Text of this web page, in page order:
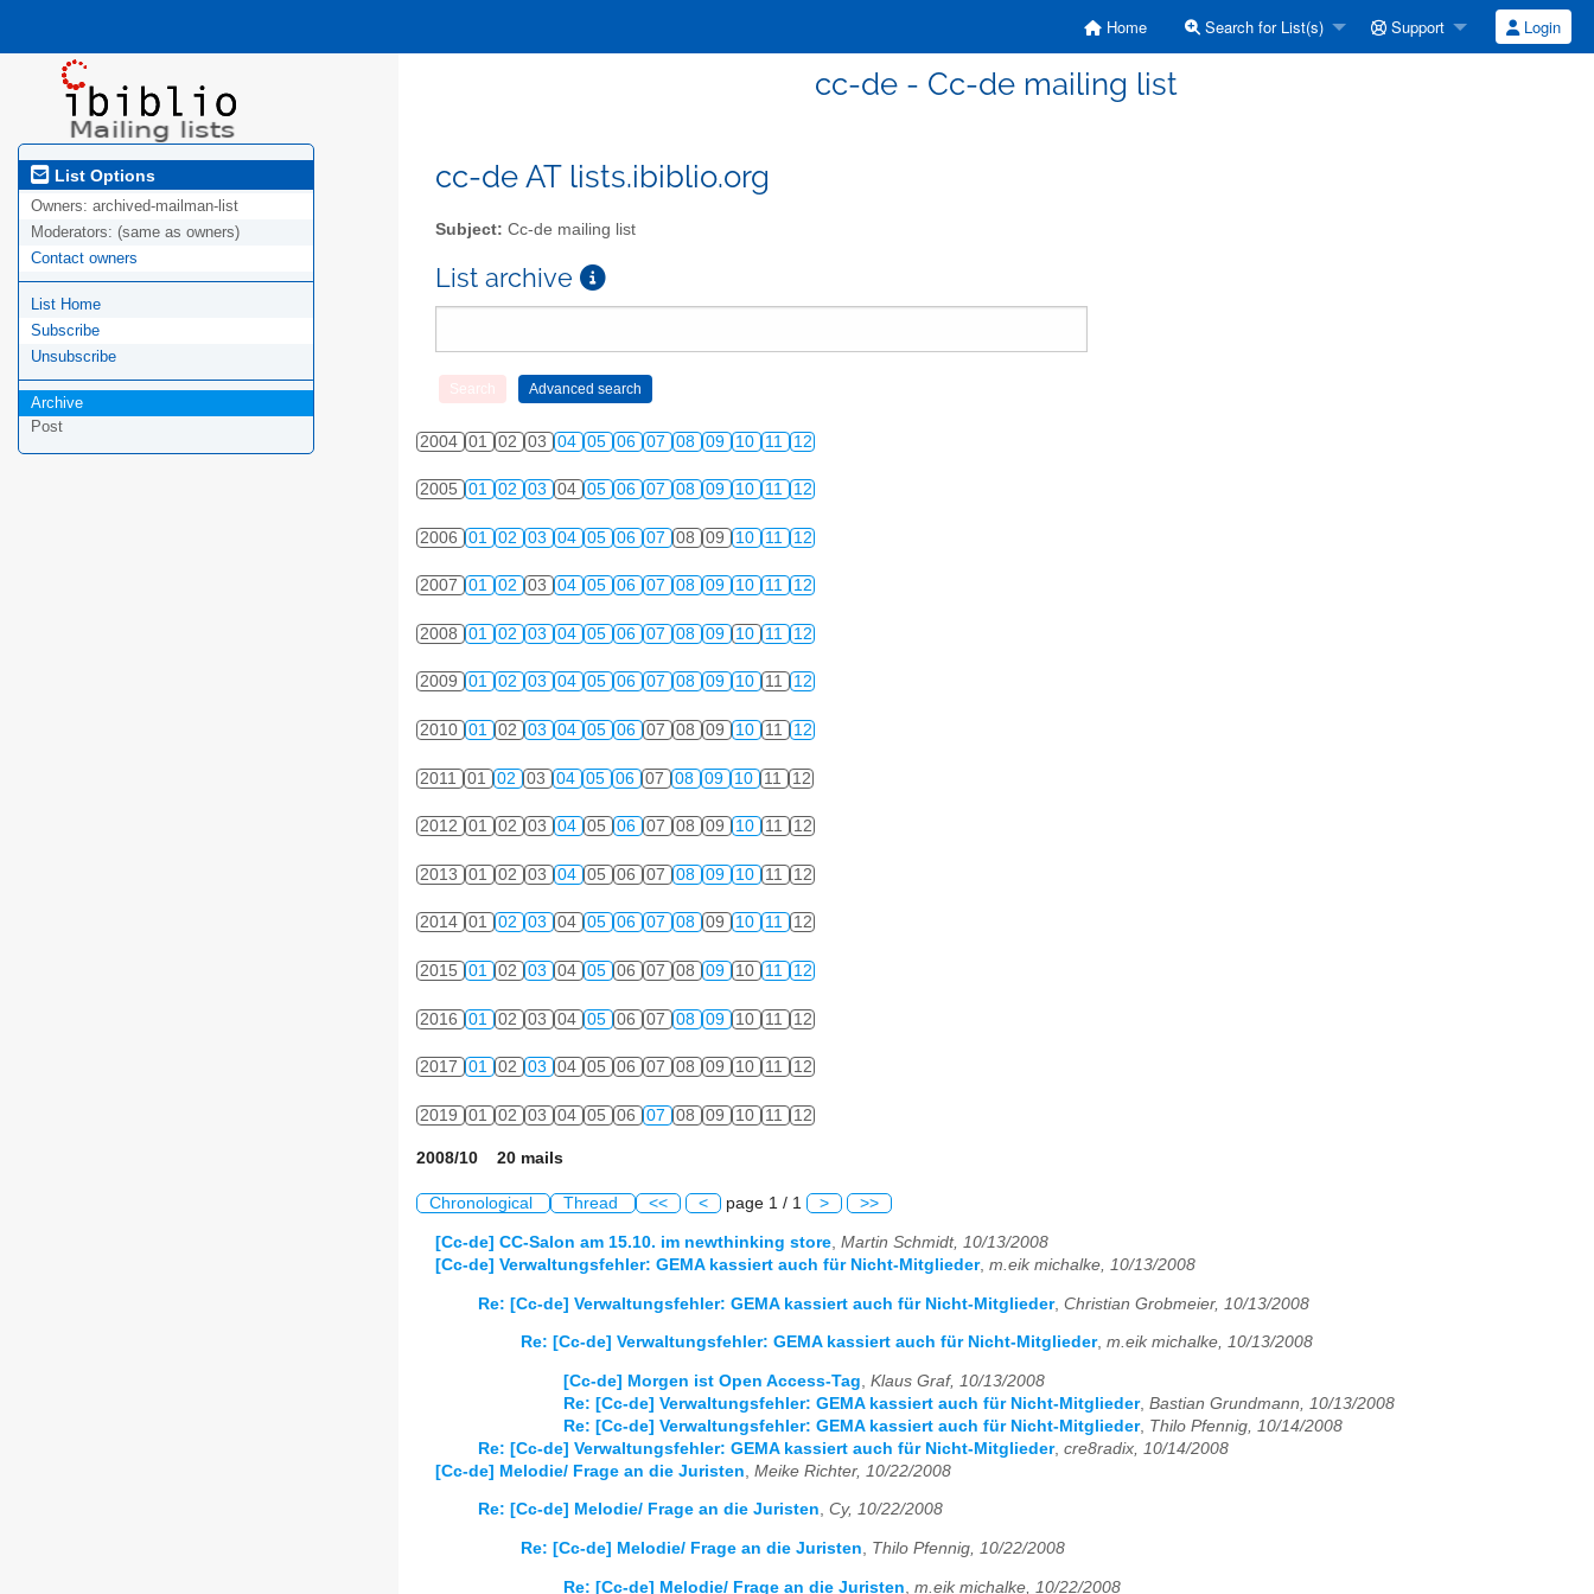
Home Search for List(s) Support Login
cc-de - Cc-de mailing list
List Options
Owners: archived-mailman-list
Moderators: (same as owners)
Contact owners
List Home
Subscribe
Unsubscribe
Archive
Post
cc-de AT lists.ibiblio.org
Subject: Cc-de mailing list
List archive
2004 01 02 03 04 05 06 07 08 09 10 11 12
2005 01 02 03 04 05 06 07 08 09 10 11 12
2006 01 02 03 04 05 06 07 08 09 10 11 12
2007 01 02 03 04 05 06 07 08 09 10 11 12
2008 01 02 03 04 05 06 07 08 09 10 11 12
2009 01 02 03 04 05 06 07 08 09 10 11 12
2010 01 02 03 04 05 06 07 08 09 10 11 12
2011 01 02 03 04 05 06 07 08 09 10 11 12
2012 01 02 03 04 05 06 07 08 09 10 11 12
2013 01 02 03 04 05 06 07 08 09 10 11 12
2014 01 02 03 04 05 06 07 08 09 10 11 12
2015 01 02 03 04 05 06 07 08 09 10 11 12
2016 01 02 03 04 05 06 07 08 09 10 11 12
2017 01 02 03 04 05 06 07 08 09 10 11 12
2019 01 02 03 04 05 06 07 08 09 10 11 12
2008/10 20 mails
Chronological Thread << < page 1 / 1 > >>
[Cc-de] CC-Salon am 15.10. im newthinking store, Martin Schmidt, 10/13/2008
[Cc-de] Verwaltungsfehler: GEMA kassiert auch für Nicht-Mitglieder, m.eik michalke, 10/13/2008
Re: [Cc-de] Verwaltungsfehler: GEMA kassiert auch für Nicht-Mitglieder, Christian Grobmeier, 10/13/2008
Re: [Cc-de] Verwaltungsfehler: GEMA kassiert auch für Nicht-Mitglieder, m.eik michalke, 10/13/2008
[Cc-de] Morgen ist Open Access-Tag Klaus Graf, 10/13/2008
Re: [Cc-de] Verwaltungsfehler: GEMA kassiert auch für Nicht-Mitglieder, Bastian Grundmann, 10/13/2008
Re: [Cc-de] Verwaltungsfehler: GEMA kassiert auch für Nicht-Mitglieder, Thilo Pfennig, 10/14/2008
Re: [Cc-de] Verwaltungsfehler: GEMA kassiert auch für Nicht-Mitglieder, cre8radix, 10/14/2008
[Cc-de] Melodie/ Frage an die Juristen Meike Richter, 10/22/2008
Re: [Cc-de] Melodie/ Frage an die Juristen, Cy, 10/22/2008
Re: [Cc-de] Melodie/ Frage an die Juristen Thilo Pfennig, 10/22/2008
Re: [Cc-de] Melodie/ Frage an die Juristen m.eik michalke, 10/22/2008